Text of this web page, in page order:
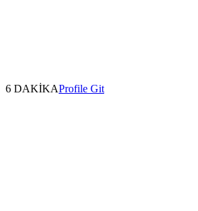
6 DAKİKAProfile Git